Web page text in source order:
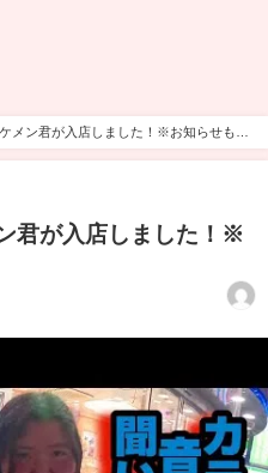
メン君が入店しました！※お知らせもあ
君が入店しました！※